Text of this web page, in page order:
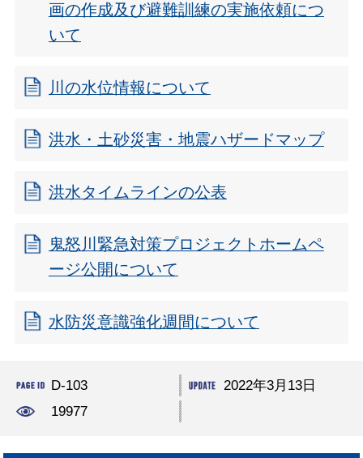
画の作成及び避難訓練の実施依頼につ
いて
川の水位情報について
洪水・土砂災害・地震ハザードマップ
洪水タイムラインの公表
鬼怒川緊急対策プロジェクトホームペ
ージ公開について
水防災意識強化週間について
D-103
2022年3月13日
19977